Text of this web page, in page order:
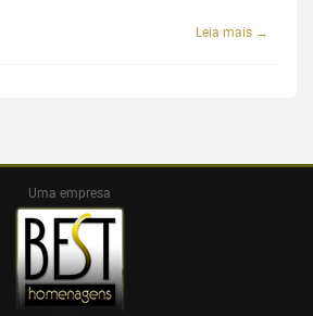
Leia mais →
Uma empresa